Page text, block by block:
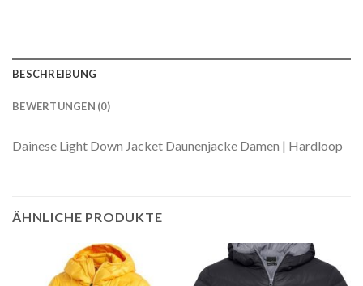
BESCHREIBUNG
BEWERTUNGEN (0)
Dainese Light Down Jacket Daunenjacke Damen | Hardloop
ÄHNLICHE PRODUKTE